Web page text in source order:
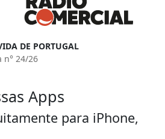
DE PORTUGAL
n° 24/26
Apps
para iPhone,